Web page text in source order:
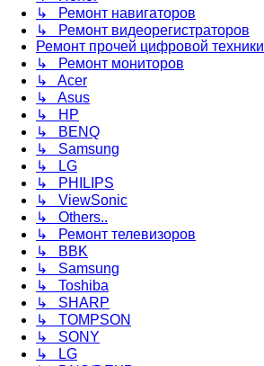
↳ Ремонт навигаторов
↳ Ремонт видеорегистраторов
Ремонт прочей цифровой техники
↳ Ремонт мониторов
↳ Acer
↳ Asus
↳ HP
↳ BENQ
↳ Samsung
↳ LG
↳ PHILIPS
↳ ViewSonic
↳ Others..
↳ Ремонт телевизоров
↳ BBK
↳ Samsung
↳ Toshiba
↳ SHARP
↳ TOMPSON
↳ SONY
↳ LG